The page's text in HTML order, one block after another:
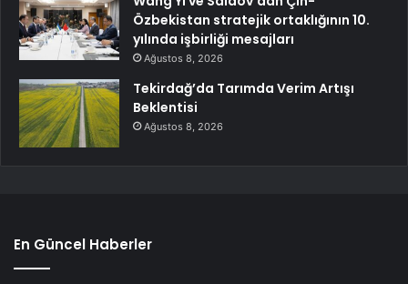
Özbekistan stratejik ortaklığının 10.
yılında işbirliği mesajları
Ağustos 8, 2026
Tekirdağ’da Tarımda Verim Artışı
Beklentisi
Ağustos 8, 2026
En Güncel Haberler